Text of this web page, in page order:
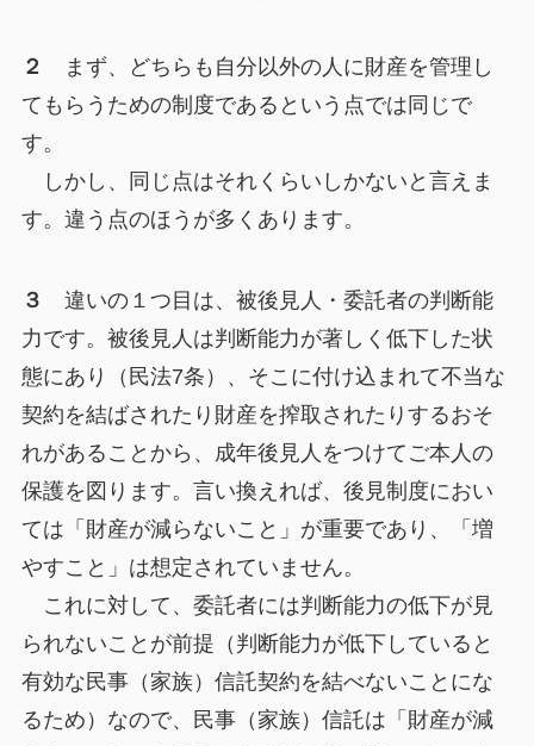
２
まず、どちらも自分以外の人に財産を管理し
てもらうための制度であるという点では同じで
す。
しかし、同じ点はそれくらいしかないと言えま
す。違う点のほうが多くあります。
３
違いの１つ目は、被後見人・委託者の判断能
力です。被後見人は判断能力が著しく低下した状
態にあり（民法7条）、そこに付け込まれて不当な
契約を結ばされたり財産を搾取されたりするおそ
れがあることから、成年後見人をつけてご本人の
保護を図ります。言い換えれば、後見制度におい
ては「財産が減らないこと」が重要であり、「増
やすこと」は想定されていません。
これに対して、委託者には判断能力の低下が見
られないことが前提（判断能力が低下していると
有効な民事（家族）信託契約を結べないことにな
るため）なので、民事（家族）信託は「財産が減